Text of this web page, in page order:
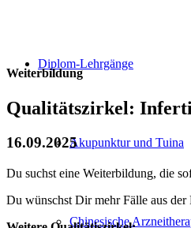
Diplom-Lehrgänge
Akupunktur und Tuina
Chinesische
Weiterbildung
Qualitätszirkel:
16.09.2025
Du suchst eine Weiterbildung, die
Du wünschst Dir mehr Fälle aus